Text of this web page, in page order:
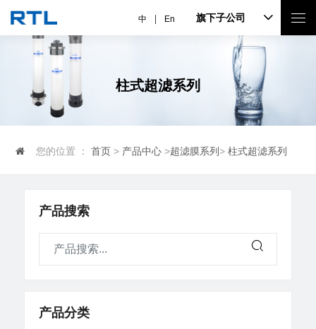
中 En 旗下子公司
柱式超滤系列
您的位置 ：首页 > 产品中心 >超滤膜系列>柱式超滤系列
产品搜索
产品分类